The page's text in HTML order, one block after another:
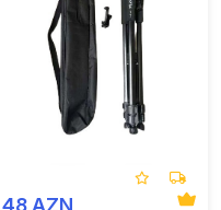
48 AZN